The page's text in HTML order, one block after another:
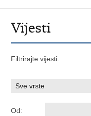
Vijesti
Filtrirajte vijesti:
Od: